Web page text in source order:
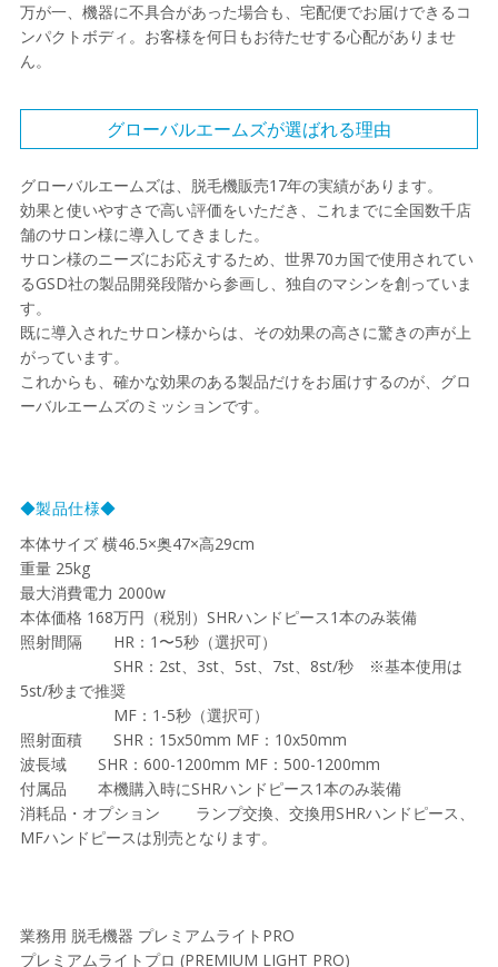
万が一、機器に不具合があった場合も、宅配便でお届けできるコ
ンパクトボディ。お客様を何日もお待たせする心配がありませ
ん。
グローバルエームズが選ばれる理由
グローバルエームズは、脱毛機販売17年の実績があります。
効果と使いやすさで高い評価をいただき、これまでに全国数千店
舗のサロン様に導入してきました。
サロン様のニーズにお応えするため、世界70カ国で使用されてい
るGSD社の製品開発段階から参画し、独自のマシンを創っていま
す。
既に導入されたサロン様からは、その効果の高さに驚きの声が上
がっています。
これからも、確かな効果のある製品だけをお届けするのが、グロ
ーバルエームズのミッションです。
◆製品仕様◆
本体サイズ 横46.5×奥47×高29cm
重量 25kg
最大消費電力 2000w
本体価格 168万円（税別）SHRハンドピース1本のみ装備
照射間隔 HR：1〜5秒（選択可）
SHR：2st、3st、5st、7st、8st/秒 ※基本使用は
5st/秒まで推奨
MF：1-5秒（選択可）
照射面積 SHR：15x50mm MF：10x50mm
波長域 SHR：600-1200mm MF：500-1200mm
付属品 本機購入時にSHRハンドピース1本のみ装備
消耗品・オプション ランプ交換、交換用SHRハンドピース、
MFハンドピースは別売となります。
業務用 脱毛機器 プレミアムライトPRO
プレミアムライトプロ (PREMIUM LIGHT PRO)